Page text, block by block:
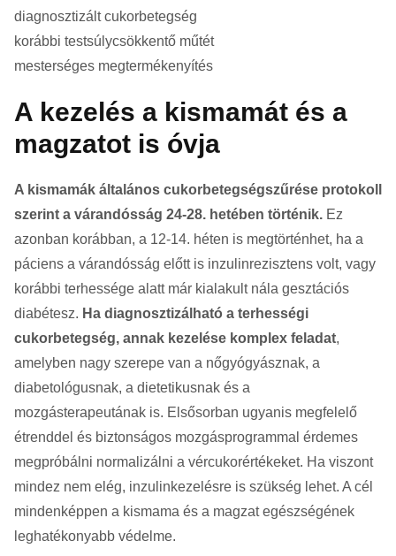
diagnosztizált cukorbetegség
korábbi testsúlycsökkentő műtét
mesterséges megtermékenyítés
A kezelés a kismamát és a
magzatot is óvja
A kismamák általános cukorbetegségszűrése protokoll
szerint a várandósság 24-28. hetében történik. Ez
azonban korábban, a 12-14. héten is megtörténhet, ha a
páciens a várandósság előtt is inzulinrezisztens volt, vagy
korábbi terhessége alatt már kialakult nála gesztációs
diabétesz. Ha diagnosztizálható a terhességi
cukorbetegség, annak kezelése komplex feladat,
amelyben nagy szerepe van a nőgyógyásznak, a
diabetológusnak, a dietetikusnak és a
mozgásterapeutának is. Elsősorban ugyanis megfelelő
étrenddel és biztonságos mozgásprogrammal érdemes
megpróbálni normalizálni a vércukorértékeket. Ha viszont
mindez nem elég, inzulinkezelésre is szükség lehet. A cél
mindenképpen a kismama és a magzat egészségének
leghatékonyabb védelme.